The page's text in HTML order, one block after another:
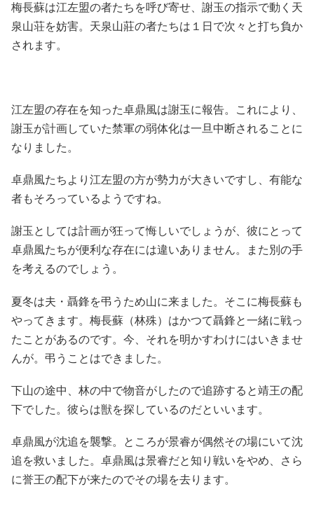
梅長蘇は江左盟の者たちを呼び寄せ、謝玉の指示で動く天
泉山荘を妨害。天泉山莊の者たちは１日で次々と打ち負か
されます。
江左盟の存在を知った卓鼎風は謝玉に報告。これにより、
謝玉が計画していた禁軍の弱体化は一旦中断されることに
なりました。
卓鼎風たちより江左盟の方が勢力が大きいですし、有能な
者もそろっているようですね。
謝玉としては計画が狂って悔しいでしょうが、彼にとって
卓鼎風たちが便利な存在には違いありません。また別の手
を考えるのでしょう。
夏冬は夫・聶鋒を弔うため山に来ました。そこに梅長蘇も
やってきます。梅長蘇（林殊）はかつて聶鋒と一緒に戦っ
たことがあるのです。今、それを明かすわけにはいきませ
んが。弔うことはできました。
下山の途中、林の中で物音がしたので追跡すると靖王の配
下でした。彼らは獣を探しているのだといいます。
卓鼎風が沈追を襲撃。ところが景睿が偶然その場にいて沈
追を救いました。卓鼎風は景睿だと知り戦いをやめ、さら
に誉王の配下が来たのでその場を去ります。